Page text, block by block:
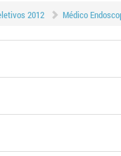
2012 Médico